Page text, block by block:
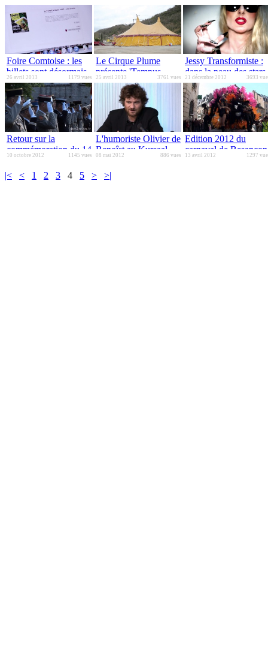
Foire Comtoise : les
billets sont désormais
en ligne
26 avril 2013 1179 vues
Le Cirque Plume
présente 'Tempus
Fugit'
25 avril 2013 3761 vues
Jessy Transformiste :
dans la peau des stars
21 décembre 2012 3693
Retour sur la
commémoration du 14
juillet 2012 à
Besançon
10 octobre 2012 1145 vues
L'humoriste Olivier de
Benoîst au Kursaal
08 mai 2012 886 vues
Edition 2012 du
carnaval de Besançon
13 avril 2012 1297
|< < 1 2 3 4 5 > >|